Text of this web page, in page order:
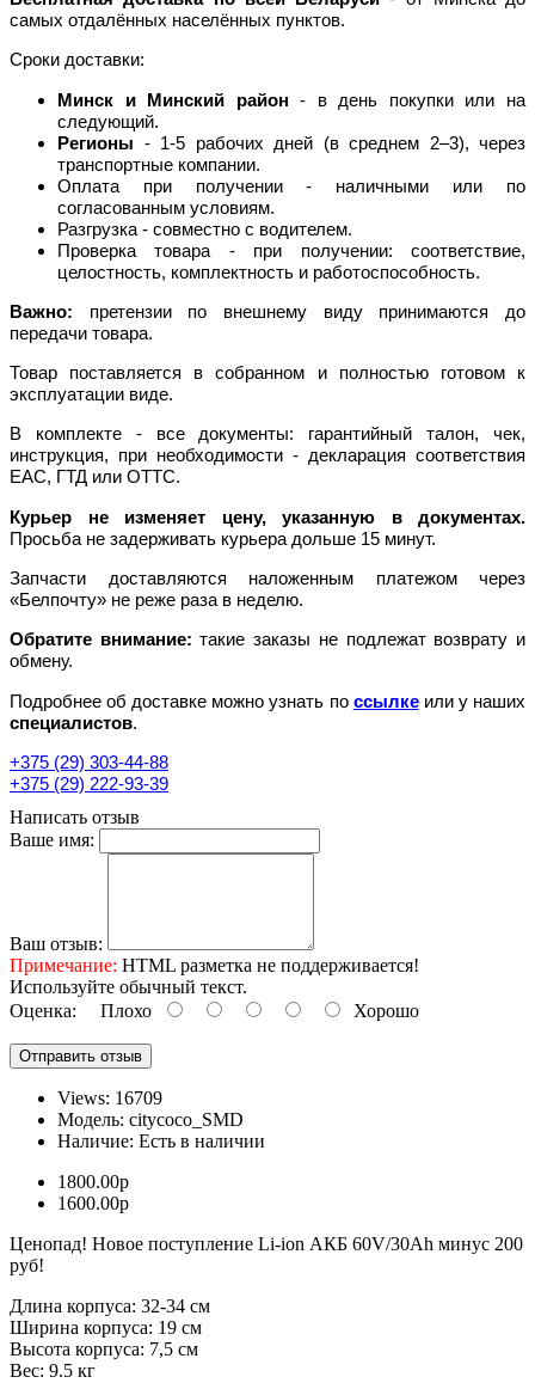
самых отдалённых населённых пунктов.
Сроки доставки:
Минск и Минский район - в день покупки или на
следующий.
Регионы - 1-5 рабочих дней (в среднем 2–3), через
транспортные компании.
Оплата при получении - наличными или по
согласованным условиям.
Разгрузка - совместно с водителем.
Проверка товара - при получении: соответствие,
целостность, комплектность и работоспособность.
Важно: претензии по внешнему виду принимаются до
передачи товара.
Товар поставляется в собранном и полностью готовом к
эксплуатации виде.
В комплекте - все документы: гарантийный талон, чек,
инструкция, при необходимости - декларация соответствия
EAC, ГТД или ОТТС.
Курьер не изменяет цену, указанную в документах.
Просьба не задерживать курьера дольше 15 минут.
Запчасти доставляются наложенным платежом через
«Белпочту» не реже раза в неделю.
Обратите внимание: такие заказы не подлежат возврату и
обмену.
Подробнее об доставке можно узнать по ссылкеили у наших
специалистов.
+375 (29) 303-44-88
+375 (29) 222-93-39
Написать отзыв
Ваше имя:
Ваш отзыв:
Примечание: HTML разметка не поддерживается!
Используйте обычный текст.
Оценка: Плохо Хорошо
Отправить отзыв
Views: 16709
Модель: citycoco_SMD
Наличие: Есть в наличии
1800.00р
1600.00р
Ценопад! Новое поступление Li-ion АКБ 60V/30Ah минус 200
руб!
Длина корпуса: 32-34 см
Ширина корпуса: 19 см
Высота корпуса: 7,5 см
Вес: 9.5 кг